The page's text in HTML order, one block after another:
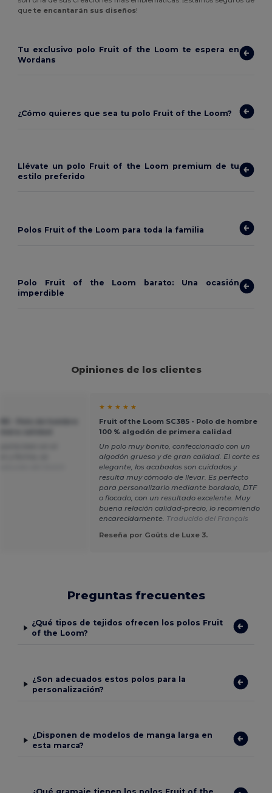
quete encantarán sus diseños!
Tu exclusivo polo Fruit of the Loom te espera en
Wordans
¿Cómo quieres que sea tu polo Fruit of the Loom?
Llévate un polo Fruit of the Loom premium de tu
estilo preferido
Polos Fruit of the Loom para toda la familia
Polo Fruit of the Loom barato: Una ocasión
imperdible
Opiniones de los clientes
★ ★ ★ ★ ★
Fruit of the Loom SC385 - Polo de hombre
100 % algodón de primera calidad
Un polo muy bonito, confeccionado con un
algodón grueso y de gran calidad. El corte es
elegante, los acabados son cuidados y
resulta muy cómodo de llevar. Es perfecto
para personalizarlo mediante bordado, DTF
o flocado, con un resultado excelente. Muy
buena relación calidad-precio, lo recomiendo
encarecidamente. Traducido del Français
Reseña por Goûts de Luxe 3.
Preguntas frecuentes
¿Qué tipos de tejidos ofrecen los polos Fruit
of the Loom?
¿Son adecuados estos polos para la
personalización?
¿Disponen de modelos de manga larga en
esta marca?